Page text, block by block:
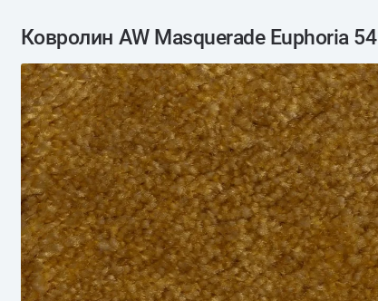
Ковролин AW Masquerade Euphoria 54